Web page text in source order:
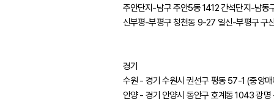
주안단지-남구 주안5동 1412 간석단지-남
신부평-부평구 청천동 9-27 일신-부평구 구
경기
수원 - 경기 수원시 권선구 평동 57-1 (중앙
안양 - 경기 안양시 동안구 호계동 1043 광